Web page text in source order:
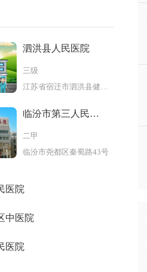
泗洪县人民医院
三级
江苏省宿迁市泗洪县健康路1号
临汾市第三人民医
二甲
临汾市尧都区秦蜀路43号
医院
中医院
医院